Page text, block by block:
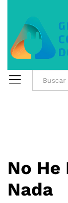
No
Nada